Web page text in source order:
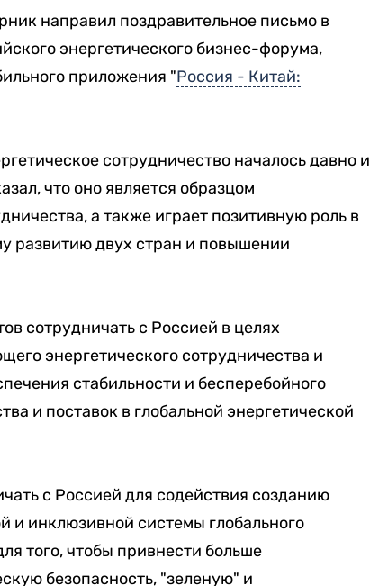
направил поздравительное письмо в
энергетического бизнес-форума,
приложения "Россия - Китай:
сотрудничество началось давно и
что оно является образцом
а также играет позитивную роль в
развитию двух стран и повышении
сотрудничать с Россией в целях
энергетического сотрудничества и
стабильности и бесперебойного
и поставок в глобальной энергетической
с Россией для содействия созданию
и инклюзивной системы глобального
того, чтобы привнести больше
безопасность, "зеленую" и